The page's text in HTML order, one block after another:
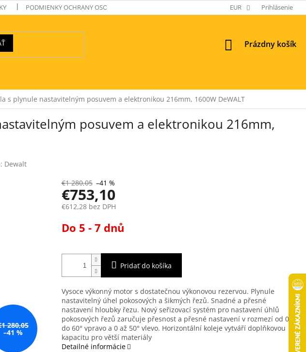
PODMIENKY OCHRANY OSOBNÝCH ÚDAJOV EUR Prihlásenie
NÁKUPNÝ
Prázdny košík
s plynule nastavitelným posuvem a elektronikou 216mm, 1600W DeWALT
posuvem a elektronikou 216mm,
Dewalt
280,05
–41 %
€1 280,05 –41 %
€753,10
€612,28 bez DPH
cena:
Do 5 - 7 dnů
Pridať do košíka
Vysoce výkonný motor s dostatečnou výkonovou rezervou. Plynule
nastavitelný úhel pokosových a šikmých řezů. Snadné a přesné
nastavení hloubky řezu. Nový seřizovací systém pro nastavení úhlů
pokosových řezů zaručuje přesnost a přesné nastavení v rozmezí od 0
do 60° vpravo a 0 až 50° vlevo. Horizontální koleje vytváří doplňkovou
kapacitu pro větší materiály
Detailné informácie